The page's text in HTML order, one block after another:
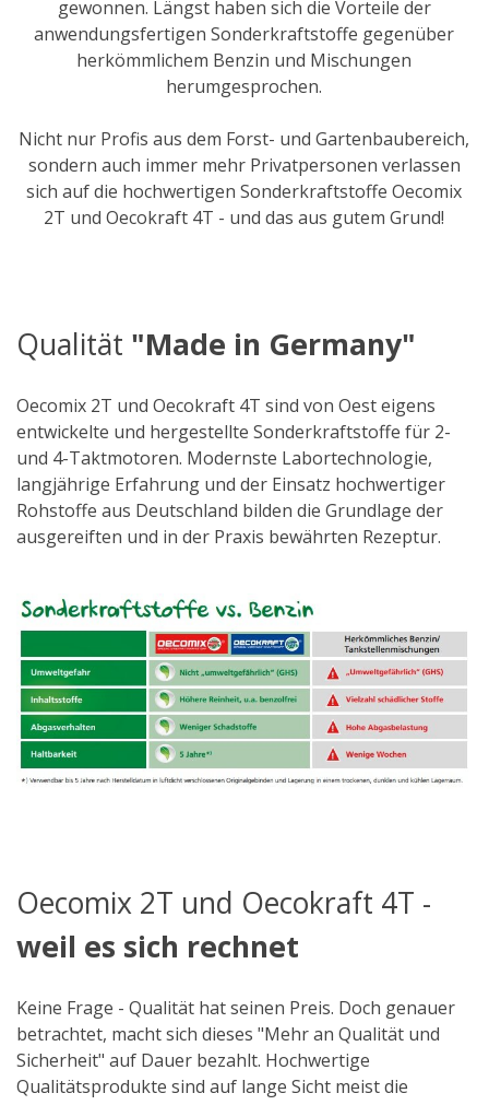
gewonnen. Längst haben sich die Vorteile der
anwendungsfertigen Sonderkraftstoffe gegenüber
herkömmlichem Benzin und Mischungen
herumgesprochen.
Nicht nur Profis aus dem Forst- und Gartenbaubereich,
sondern auch immer mehr Privatpersonen verlassen
sich auf die hochwertigen Sonderkraftstoffe Oecomix
2T und Oecokraft 4T - und das aus gutem Grund!
Qualität "Made in Germany"
Oecomix 2T und Oecokraft 4T sind von Oest eigens
entwickelte und hergestellte Sonderkraftstoffe für 2-
und 4-Taktmotoren. Modernste Labortechnologie,
langjährige Erfahrung und der Einsatz hochwertiger
Rohstoffe aus Deutschland bilden die Grundlage der
ausgereiften und in der Praxis bewährten Rezeptur.
Oecomix 2T und Oecokraft 4T -
weil es sich rechnet
Keine Frage - Qualität hat seinen Preis. Doch genauer
betrachtet, macht sich dieses "Mehr an Qualität und
Sicherheit" auf Dauer bezahlt. Hochwertige
Qualitätsprodukte sind auf lange Sicht meist die